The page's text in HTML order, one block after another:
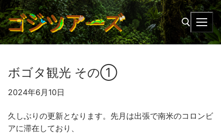
al
contenido
ボゴタ観光 その➀
2024年6月 10日
久しぶりの更新となります。先月は出張で南米のコロンビ
アに滞在しており、